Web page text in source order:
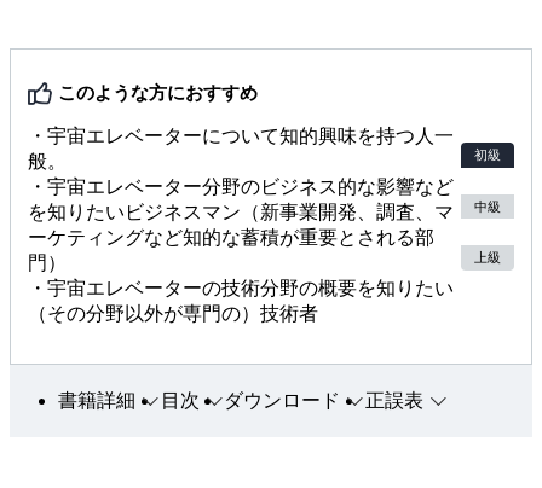
このような方におすすめ
・宇宙エレベーターについて知的興味を持つ人一
般。
・宇宙エレベーター分野のビジネス的な影響など
を知りたいビジネスマン（新事業開発、調査、マ
ーケティングなど知的な蓄積が重要とされる部
門）
・宇宙エレベーターの技術分野の概要を知りたい
（その分野以外が専門の）技術者
初級
中級
上級
書籍詳細 目次 ダウンロード 正誤表